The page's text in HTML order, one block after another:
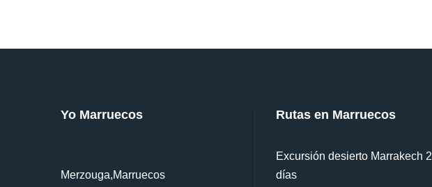
Yo Marruecos
Merzouga,Marruecos
Rutas en Marruecos
Excursión desierto Marrakech 2
días